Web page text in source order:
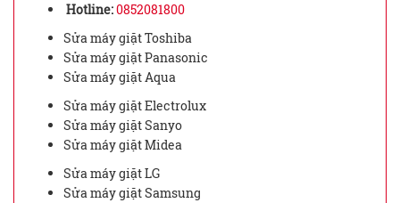
Hotline:0852081800
Sửa máy giặt Toshiba
Sửa máy giặt Panasonic
Sửa máy giặt Aqua
Sửa máy giặt Electrolux
Sửa máy giặt Sanyo
Sửa máy giặt Midea
Sửa máy giặt LG
Sửa máy giặt Samsung